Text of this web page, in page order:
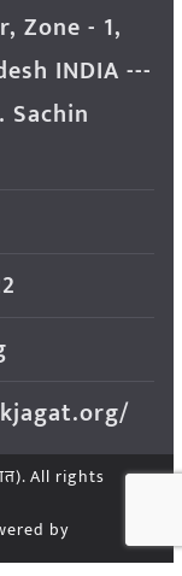
Zone - 1,
INDIA ---
. All rights
by